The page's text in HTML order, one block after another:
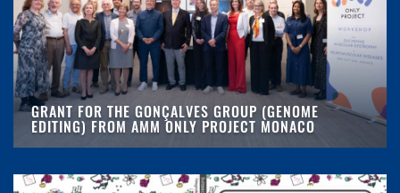
GRANT FOR THE GONÇALVES GROUP (GENOME
EDITING) FROM AMM ONLY PROJECT MONACO